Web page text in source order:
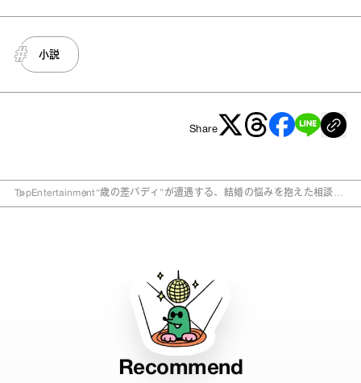
小説
Share
TopEntertainment“歳の差バディ”が遭遇する、結婚の悩みを抱えた相談者
Recommend